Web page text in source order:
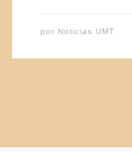
por Noticias UMT